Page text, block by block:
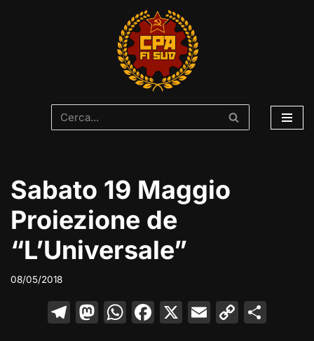
Sabato 19 Maggio
Proiezione de
“L’Universale”
08/05/2018
T M W F X E C